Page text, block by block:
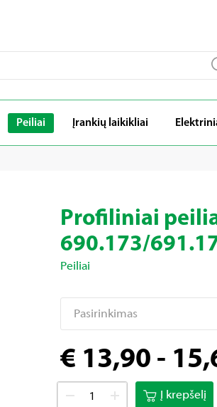
Peiliai Įrankių laikikliai
Profiliniai
690.173/
Peiliai
Pasirinkimas
€ 13,90 -
Į krepšelį